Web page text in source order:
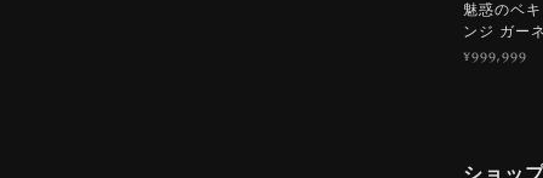
魅惑のベ
ンジ ガー
¥999,999
ショッ